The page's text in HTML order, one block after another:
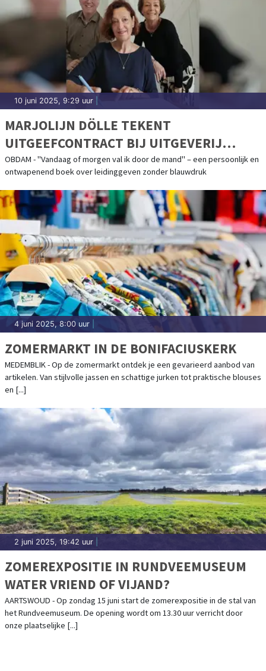
10 juni 2025, 9:29 uur
MARJOLIJN DÖLLE TEKENT
UITGEEFCONTRACT BIJ UITGEVERIJ
DOORNWATER VOOR HAAR EERSTE
MANAGEMENTBOEK
OBDAM - "Vandaag of morgen val ik door de mand" – een persoonlijk en
ontwapenend boek over leidinggeven zonder blauwdruk
4 juni 2025, 8:00 uur
ZOMERMARKT IN DE BONIFACIUSKERK
MEDEMBLIK - Op de zomermarkt ontdek je een gevarieerd aanbod van
artikelen. Van stijlvolle jassen en schattige jurken tot praktische blouses
en [...]
2 juni 2025, 19:42 uur
ZOMEREXPOSITIE IN RUNDVEEMUSEUM
WATER VRIEND OF VIJAND?
AARTSWOUD - Op zondag 15 juni start de zomerexpositie in de stal van
het Rundveemuseum. De opening wordt om 13.30 uur verricht door
onze plaatselijke [...]